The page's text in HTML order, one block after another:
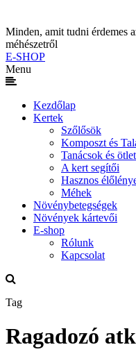
Minden, amit tudni érdemes
méhészetről
E-SHOP
Menu
Kezdőlap
Kertek
Szőlősök
Komposzt és
Tanácsok és
A kert segítői
Hasznos
Méhek
Növénybetegségek
Növények kártevői
E-shop
Rólunk
Kapcsolat
Tag
Ragadozó